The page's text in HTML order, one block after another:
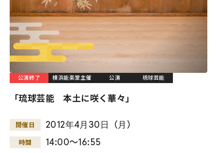
公演終了 横浜能楽堂主催 公演 琉球芸能
「琉球芸能 本土に咲く華々」
開催日 2012年4月 30日 （月 ）
時間 14:00～16:55